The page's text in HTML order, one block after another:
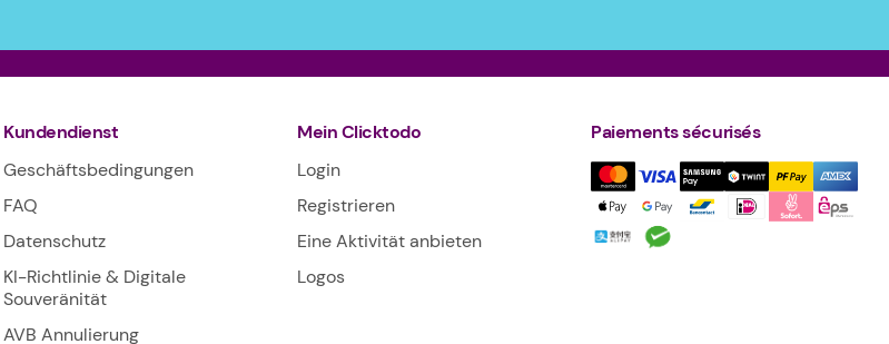
Kundendienst
Geschäftsbedingungen
FAQ
Datenschutz
KI-Richtlinie & Digitale
Souveränität
AVB Annulierung
Mein Clicktodo
Login
Registrieren
Eine Aktivität anbieten
Logos
Paiements sécurisés